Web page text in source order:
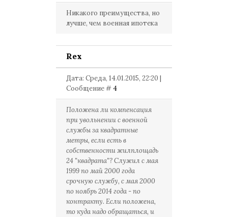
Никакого преимущества, но
лучше, чем военная ипотека
Rex
Дата: Среда, 14.01.2015, 22:20 |
Сообщение #4
Положена ли компенсация
при увольнении с военной
службы за квадратные
метры, если есть в
собственности жилплощадь
24 "квадрата"? Служил с мая
1999 по май 2000 года
срочную службу, с мая 2000
по ноябрь 2014 года - по
контракту. Если положена,
то куда надо обращаться, и